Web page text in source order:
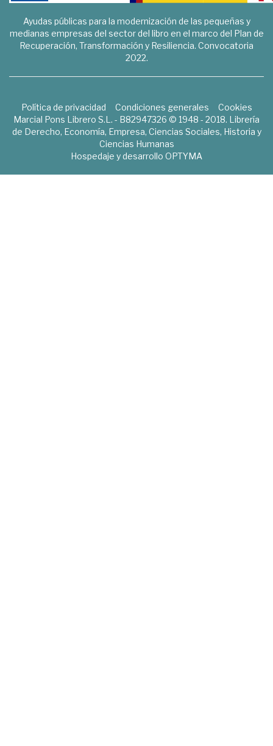
Ayudas públicas para la modernización de las pequeñas y
medianas empresas del sector del libro en el marco del Plan de
Recuperación, Transformación y Resiliencia. Convocatoria
2022.
Política de privacidad Condiciones generales
Cookies
Marcial Pons Librero S.L. - B82947326 © 1948 - 2018. Librería
de Derecho, Economía, Empresa, Ciencias Sociales, Historia y
Ciencias Humanas
Hospedaje y desarrollo OPTYMA